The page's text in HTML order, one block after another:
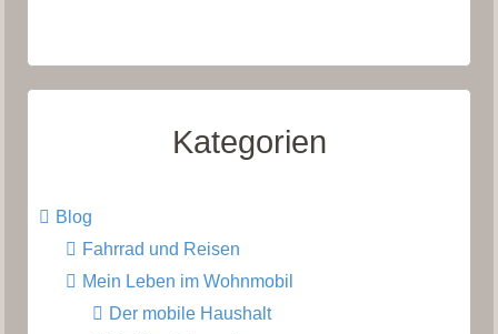
Kategorien
Blog
Fahrrad und Reisen
Mein Leben im Wohnmobil
Der mobile Haushalt